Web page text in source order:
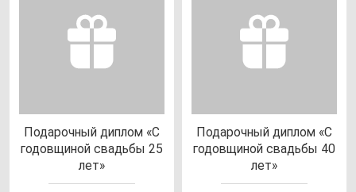
Пода­роч­ный дип­лом «С
го­дов­щи­ной свадь­бы 25
лет»
Пода­роч­ный дип­лом «С
го­дов­щи­ной свадь­бы 40
лет»